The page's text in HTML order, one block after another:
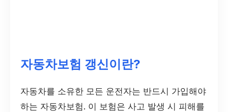
자동차보험 갱신이란?
자동차를 소유한 모든 운전자는 반드시 가입해야
하는 자동차보험. 이 보험은 사고 발생 시 피해를